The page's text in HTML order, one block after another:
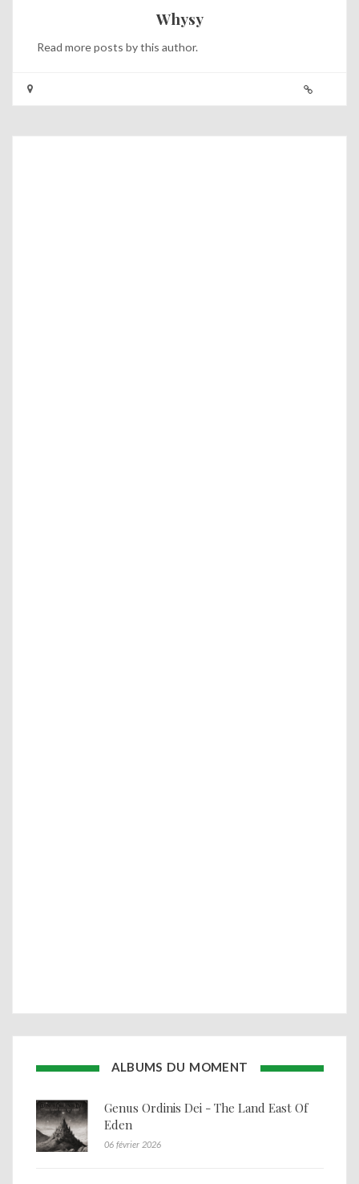
Whysy
Read more posts by this author.
ALBUMS DU MOMENT
Genus Ordinis Dei - The Land East Of
Eden
06 février 2026